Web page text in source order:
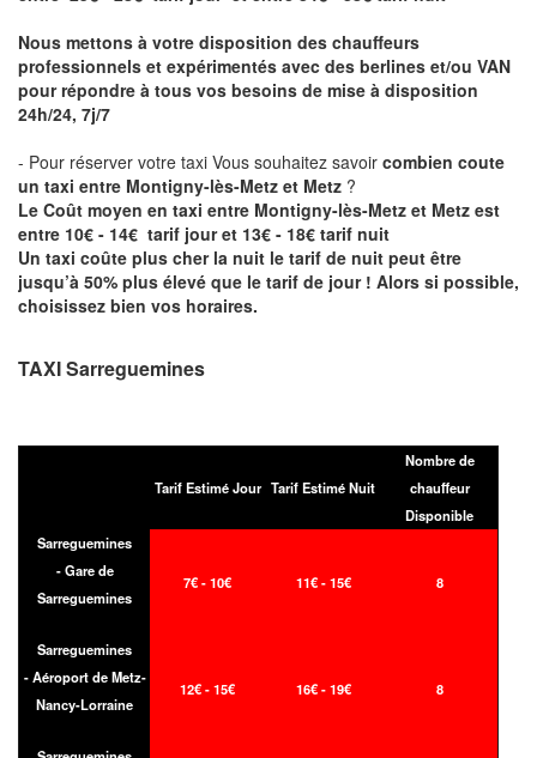
Nous mettons à votre disposition des chauffeurs
professionnels et expérimentés avec des berlines et/ou VAN
pour répondre à tous vos besoins de mise à disposition
24h/24, 7j/7
- Pour réserver votre taxi Vous souhaitez savoir combien coute
un taxi entre Montigny-lès-Metz et Metz ?
Le Coût moyen en taxi entre Montigny-lès-Metz et Metz est
entre 10€ - 14€ tarif jour et 13€ - 18€ tarif nuit
Un taxi coûte plus cher la nuit le tarif de nuit peut être
jusqu’à 50% plus élevé que le tarif de jour ! Alors si possible,
choisissez bien vos horaires.
TAXI Sarreguemines
Tarif Estimé Jour Tarif Estimé Nuit
Nombre de
chauffeur
Disponible
Sarreguemines
- Gare de
Sarreguemines
7€ - 10€ 11€ - 15€ 8
Sarreguemines
- Aéroport de Metz-
Nancy-Lorraine
12€ - 15€ 16€ - 19€ 8